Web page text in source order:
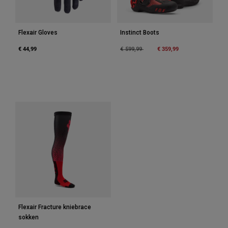
Flexair Gloves
€ 44,99
Instinct Boots
Price reduced from
€ 599,99to € 359,99
Flexair Fracture kniebrace
sokken